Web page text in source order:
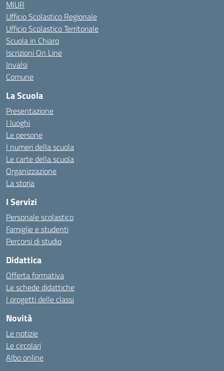
MIUR
Ufficio Scolastico Regionale
Ufficio Scolastico Territoriale
Scuola in Chiaro
Iscrizioni On Line
Invalsi
Comune
La Scuola
Presentazione
I luoghi
Le persone
I numeri della scuola
Le carte della scuola
Organizzazione
La storia
I Servizi
Personale scolastico
Famiglie e studenti
Percorsi di studio
Didattica
Offerta formativa
Le schede didattiche
I progetti delle classi
Novità
Le notizie
Le circolari
Albo online